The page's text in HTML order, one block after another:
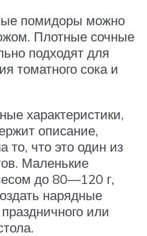
помидоры можно
Плотные сочные
подходят для
томатного сока и
характеристики,
описание,
то, что это один из
Маленькие
до 80—120 г,
нарядные
или